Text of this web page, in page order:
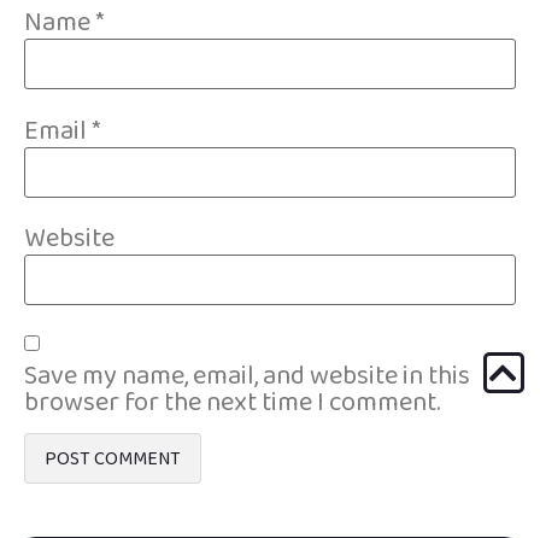
Name*
Email*
Website
Save my name, email, and website in this
browser for the next time I comment.